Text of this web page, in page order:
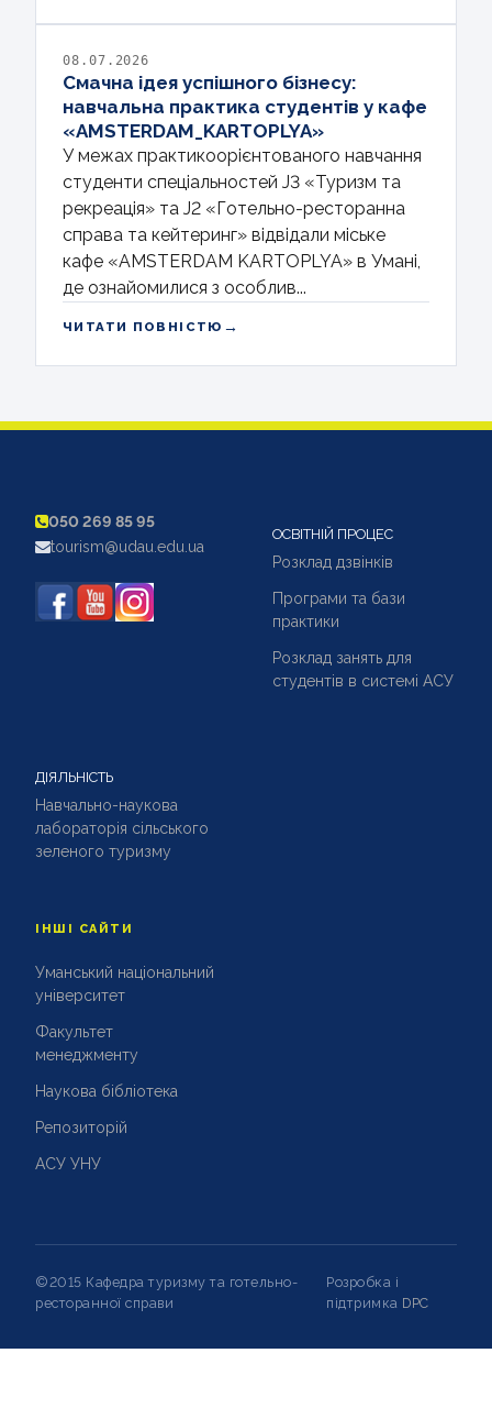
08.07.2026
Смачна ідея успішного бізнесу:
навчальна практика студентів у кафе
«AMSTERDAM_KARTOPLYA»
У межах практикоорієнтованого навчання
студенти спеціальностей J3 «Туризм та
рекреація» та J2 «Готельно-ресторанна
справа та кейтеринг» відвідали міське
кафе «AMSTERDAM KARTOPLYA» в Умані,
де ознайомилися з особлив...
ЧИТАТИ ПОВНІСТЮ →
050 269 85 95
tourism@udau.edu.ua
ОСВІТНІЙ ПРОЦЕС
Розклад дзвінків
Програми та бази
практики
Розклад занять для
студентів в системі АСУ
ДІЯЛЬНІСТЬ
Навчально-наукова
лабораторія сільського
зеленого туризму
ІНШІ САЙТИ
Уманський національний
університет
Факультет
менеджменту
Наукова бібліотека
Репозиторій
АСУ УНУ
©2015 Кафедра туризму та готельно-
ресторанної справи
Розробка і
підтримка DPC